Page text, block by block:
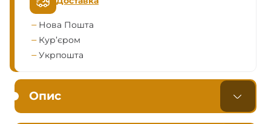
Нова Пошта
Кур’єром
Укрпошта
Опис